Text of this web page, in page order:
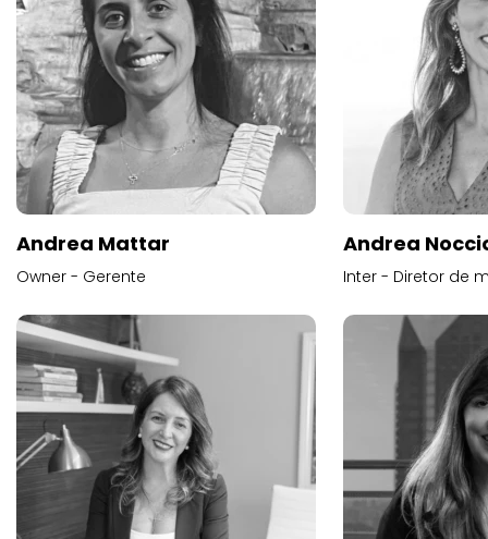
Andrea Mattar
Owner - Gerente
Andrea
Inter - Diretor de